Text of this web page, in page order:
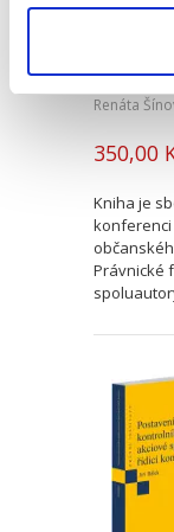
Renáta
350,00
Kniha je
konferenci
Právnické